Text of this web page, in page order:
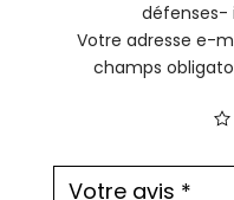
défenses-
Votre adresse e-
champs